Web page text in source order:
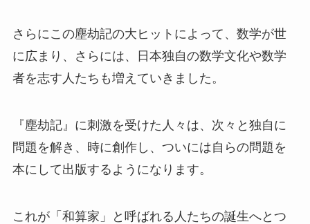
さらにこの塵劫記の大ヒットによって、数学が世
に広まり、さらには、日本独自の数学文化や数学
者を志す人たちも増えていきました。
『塵劫記』に刺激を受けた人々は、次々と独自に
問題を解き、時に創作し、ついには自らの問題を
本にして出版するようになります。
これが「和算家」と呼ばれる人たちの誕生へとつ